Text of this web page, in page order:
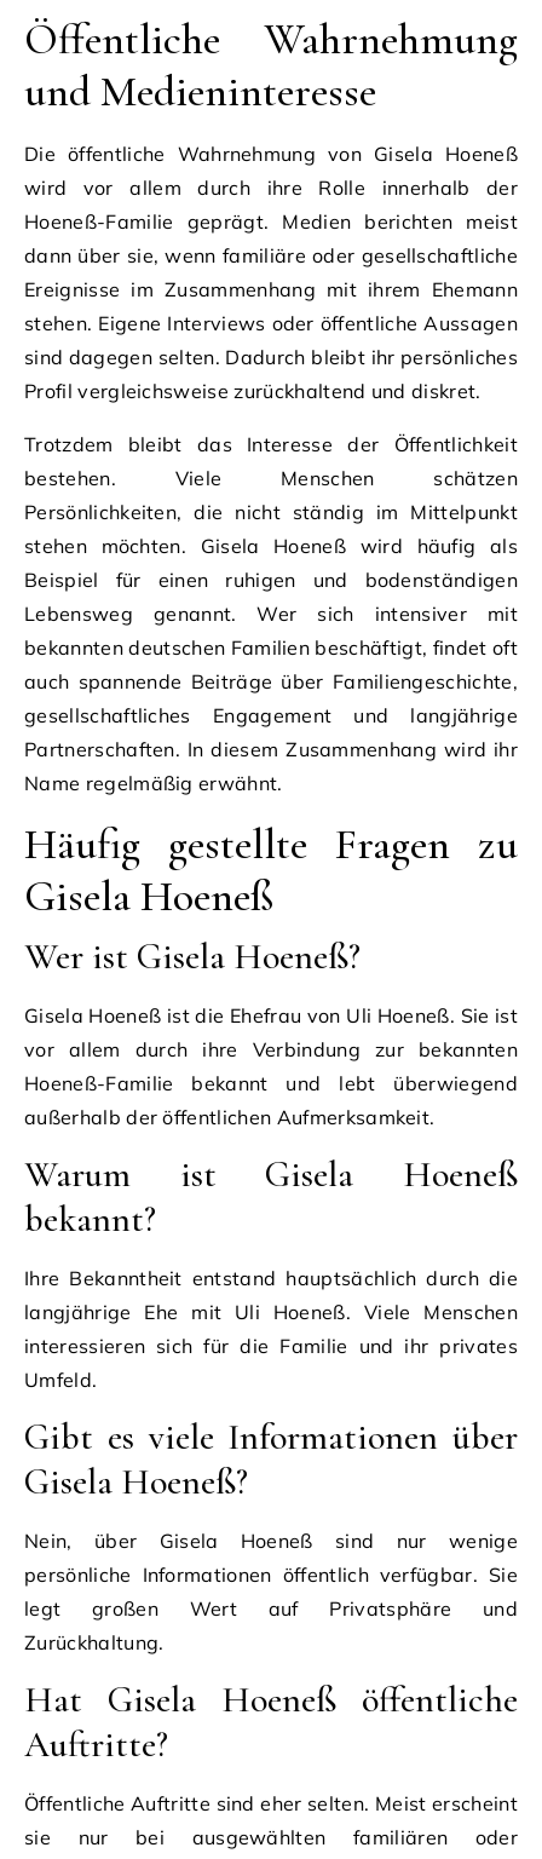
Öffentliche Wahrnehmung
und Medieninteresse
Die öffentliche Wahrnehmung von Gisela Hoeneß
wird vor allem durch ihre Rolle innerhalb der
Hoeneß-Familie geprägt. Medien berichten meist
dann über sie, wenn familiäre oder gesellschaftliche
Ereignisse im Zusammenhang mit ihrem Ehemann
stehen. Eigene Interviews oder öffentliche Aussagen
sind dagegen selten. Dadurch bleibt ihr persönliches
Profil vergleichsweise zurückhaltend und diskret.
Trotzdem bleibt das Interesse der Öffentlichkeit
bestehen. Viele Menschen schätzen
Persönlichkeiten, die nicht ständig im Mittelpunkt
stehen möchten. Gisela Hoeneß wird häufig als
Beispiel für einen ruhigen und bodenständigen
Lebensweg genannt. Wer sich intensiver mit
bekannten deutschen Familien beschäftigt, findet oft
auch spannende Beiträge über Familiengeschichte,
gesellschaftliches Engagement und langjährige
Partnerschaften. In diesem Zusammenhang wird ihr
Name regelmäßig erwähnt.
Häufig gestellte Fragen zu
Gisela Hoeneß
Wer ist Gisela Hoeneß?
Gisela Hoeneß ist die Ehefrau von Uli Hoeneß. Sie ist
vor allem durch ihre Verbindung zur bekannten
Hoeneß-Familie bekannt und lebt überwiegend
außerhalb der öffentlichen Aufmerksamkeit.
Warum ist Gisela Hoeneß
bekannt?
Ihre Bekanntheit entstand hauptsächlich durch die
langjährige Ehe mit Uli Hoeneß. Viele Menschen
interessieren sich für die Familie und ihr privates
Umfeld.
Gibt es viele Informationen über
Gisela Hoeneß?
Nein, über Gisela Hoeneß sind nur wenige
persönliche Informationen öffentlich verfügbar. Sie
legt großen Wert auf Privatsphäre und
Zurückhaltung.
Hat Gisela Hoeneß öffentliche
Auftritte?
Öffentliche Auftritte sind eher selten. Meist erscheint
sie nur bei ausgewählten familiären oder